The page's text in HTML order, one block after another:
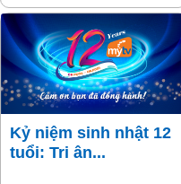
dẫn nhất, trải nghiệm xem
truyền hình ở mọi lúc mọi nơi,
tối đa trên 5 thiết bị và xem
đồng thời trên 2 thiết bị
Kỷ niệm sinh nhật 12
tuổi: Tri ân...